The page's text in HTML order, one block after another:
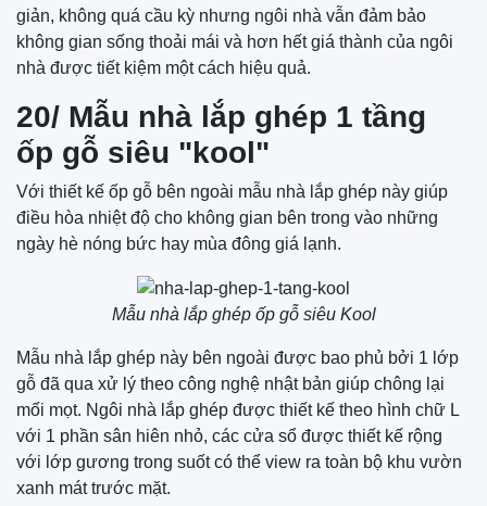
giản, không quá cầu kỳ nhưng ngôi nhà vẫn đảm bảo
không gian sống thoải mái và hơn hết giá thành của ngôi
nhà được tiết kiệm một cách hiệu quả.
20/ Mẫu nhà lắp ghép 1 tầng
ốp gỗ siêu "kool"
Với thiết kế ốp gỗ bên ngoài mẫu nhà lắp ghép này giúp
điều hòa nhiệt độ cho không gian bên trong vào những
ngày hè nóng bức hay mùa đông giá lạnh.
Mẫu nhà lắp ghép ốp gỗ siêu Kool
Mẫu nhà lắp ghép này bên ngoài được bao phủ bởi 1 lớp
gỗ đã qua xử lý theo công nghệ nhật bản giúp chông lại
mối mọt. Ngôi nhà lắp ghép được thiết kế theo hình chữ L
với 1 phần sân hiên nhỏ, các cửa sổ được thiết kế rộng
với lớp gương trong suốt có thể view ra toàn bộ khu vườn
xanh mát trước mặt.